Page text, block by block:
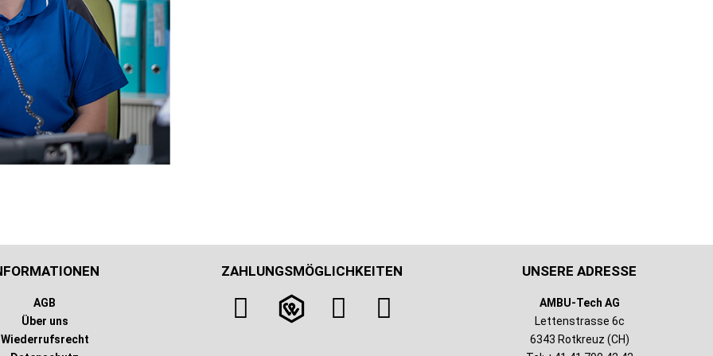
AGB
Über uns
Wiederrufsrecht
ZAHLUNGSMÖGLICHKEITEN UNSERE ADRESSE
AMBU-Tech AG
Lettenstrasse 6c
6343 Rotkreuz (CH)